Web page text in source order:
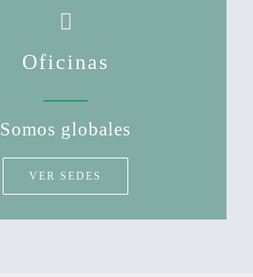
Oficinas
Somos globales
VER SEDES